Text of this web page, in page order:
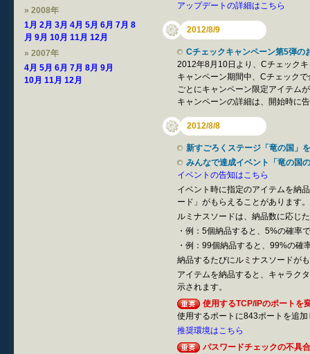
アップデートの詳細はこちら
2012/8/9
Cチェックキャンペーン第5弾の
2012年8月10日より、Cチェック
キャンペーン期間中、Cチェック
ごとにキャンペーン限定アイテム
キャンペーンの詳細は、開始時に
2012/8/8
新すごろくステージ「竜の国」
みんなで達成イベント「竜の国
イベントの告知はこちら
イベント時に指定のアイテムを納
ード」がもらえることがあります
ルミナスソードは、納品数に応じ
・例：5個納品すると、5%の確率
・例：99個納品すると、99%の確
納品するたびにルミナスソードが
アイテムを納品すると、キャラク
示されます。
使用するTCP/IPのポートを
使用するポートに843ポートを追
推奨環境はこちら
パスワードチェックの不具
» 2008年
1月 2月 3月 4月 5月 6月 7月 8
月 9月 10月 11月 12月
» 2007年
4月 5月 6月 7月 8月 9月
10月 11月 12月